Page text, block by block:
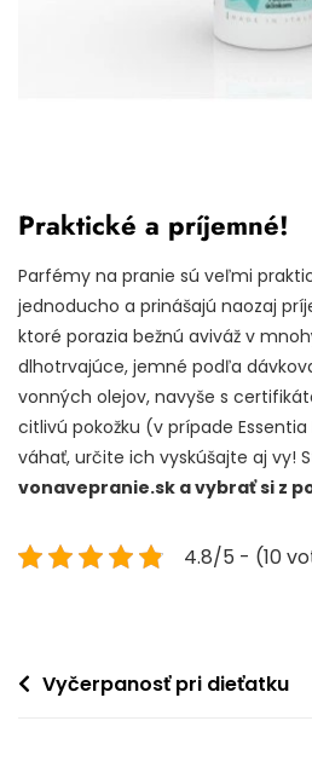
Praktické a príjemné!
Parfémy na pranie sú veľmi
jednoducho a prinášajú naozaj
ktoré porazia bežnú aviváž v
dlhotrvajúce, jemné podľa
vonných olejov, navyše s
citlivú pokožku (v prípade
váhať, určite ich vyskúšajte aj vy!
vonavepranie.sk a vybrať si z
4.8/5 - (10
Navigace
Vyčerpanosť pri dieťatku